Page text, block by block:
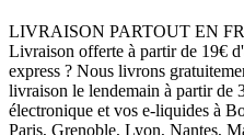
LIVRAISON PARTOUT EN
Livraison offerte à partir de 19€
express ? Nous livrons
livraison le lendemain à partir de
électronique et vos e-liquides à
Paris, Grenoble, Lyon, Nantes,